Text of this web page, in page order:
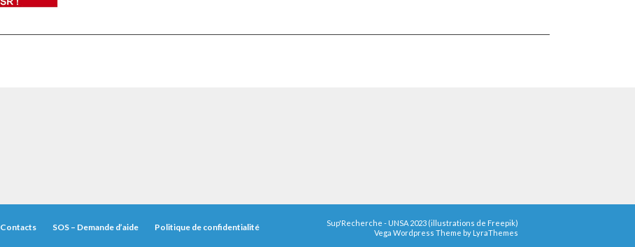
Contacts SOS – Demande d’aide Politique de confidentialité
Sup'Recherche - UNSA 2023 (illustrations de Freepik)
Vega Wordpress Theme by LyraThemes